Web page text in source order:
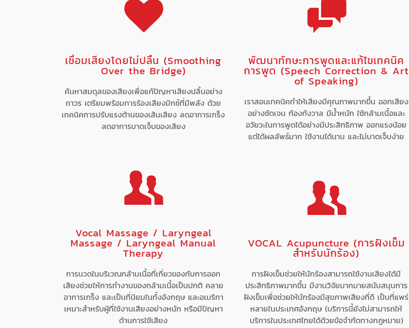
เชื่อมเสียงโดยไม่ปลิ้น (Smoothing
Over the Bridge)
ค้นหาสมดุลของเสียงเพื่อแก้ปัญหาเสียงปลิ้นอย่าง
ถาวร เตรียมพร้อมการร้องเสียงมิกซ์ที่มีพลัง ด้วย
เทคนิคการปรับแรงต้านของเส้นเสียง ลดอาการเกร็ง
ลดอาการบาดเจ็บของเสียง
Vocal Massage / Laryngeal
Massage / Laryngeal Manual
Therapy
การนวดในบริเวณกล้ามเนื้อที่เกี่ยวของกับการออก
เสียงช่วยให้การทำงานของกล้ามเนื้อเป็นปกติ คลาย
อาการเกร็ง และเป็นที่นิยมในทั้งอังกฤษ และอเมริกา
เหมาะสำหรับผู้ที่ใช้งานเสียงอย่างหนัก หรือมีปัญหา
ด้านการใช้เสียง
พัฒนาทักษะการพูดและแก้ไขเทคนิค
การพูด (Speech Correction & Art
of Speaking)
เราสอนเทคนิคทำให้เสียงมีคุณภาพมากขึ้น ออกเสียง
อย่างชัดเจน ก้องกังวาล มีน้ำหนัก ใช้กล้ามเนื้อและ
อวัยวะในการพูดได้อย่างมีประสิทธิภาพ ออกแรงน้อย
แต่ได้ผลลัพธ์มาก ใช้งานได้นาน และไม่บาดเจ็บง่าย
VOCAL Acupuncture (การฝังเข็ม
สำหรับนักร้อง)
การฝังเข็มช่วยให้นักร้องสามารถใช้งานเสียงได้มี
ประสิทธิภาพมากขึ้น มีงานวิจัยมากมายสนับสนุนการ
ฝังเข็มเพื่อช่วยให้นักร้องมีสุขภาพเสียงที่ดี เป็นที่แพร่
หลายในประเทศอังกฤษ (บริการนี้ยังไม่สามารถให้
บริการในประเทศไทยได้ด้วยข้อจำกัดทางกฏหมาย)